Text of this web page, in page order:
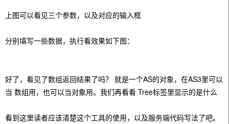
上图可以看见三个参数，以及对应的输入框
分别填写一些数据，执行看效果如下图：
好了，看见了数组返回结果了吗？ 就是一个AS的对象，在AS3里可以
当 数组用，也可以当对象用。我们再看看 Tree标签里显示的是什么
看到这里读者应该清楚这个工具的使用，以及服务端代码写法了吧。